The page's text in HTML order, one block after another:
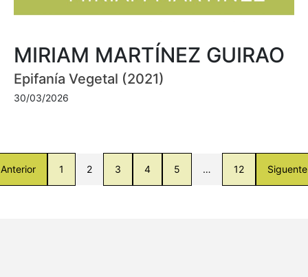
MIRIAM MARTÍNEZ GUIRAO
Epifanía Vegetal (2021)
30/03/2026
Anterior 1 2 3 4 5 … 12 Siguente